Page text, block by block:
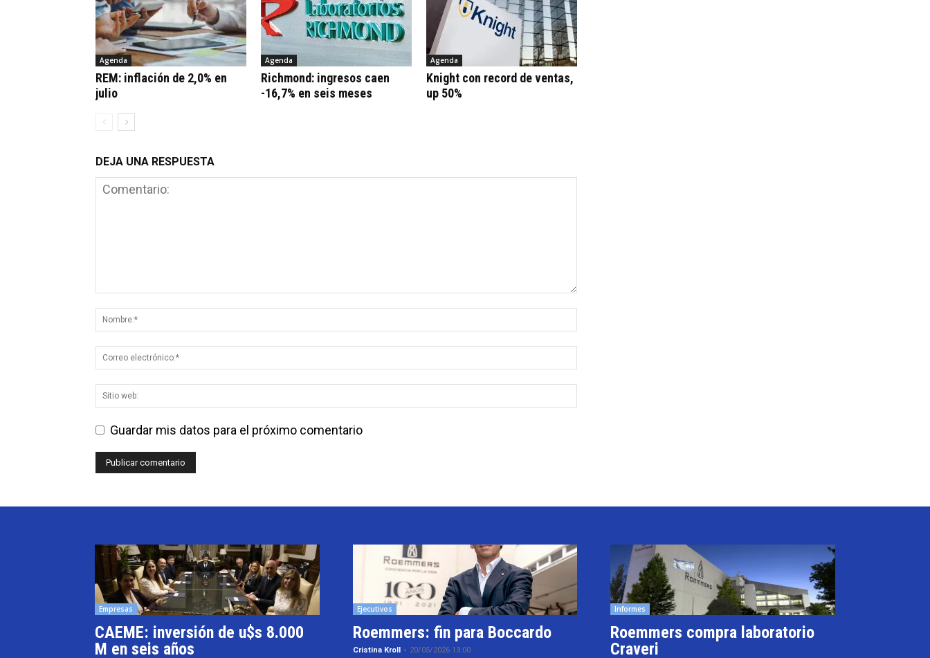
Agenda
REM: inflación de 2,0% en
julio
Agenda
Richmond: ingresos caen
-16,7% en seis meses
Agenda
Knight con record de ventas,
up 50%
DEJA UNA RESPUESTA
Guardar mis datos para el próximo comentario
Empresas
CAEME: inversión de u$s 8.000
M en seis años
Ejecutivos
Roemmers: fin para Boccardo
Cristina Kroll - 20/05/2026 13:00
Informes
Roemmers compra laboratorio
Craveri